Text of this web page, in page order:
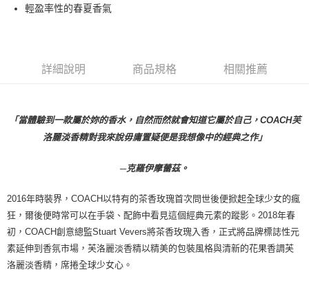
付款後萊爾富取貨
每筆NT$80，滿NT$1,000(含以上)免運費
輕盈率性的春夏香氣
詳細說明 商品規格 相關推薦
「當體驗到一款屬於妳的香水，自然而然就會知道它屬於自己，COACH芙
洛麗淡香精對我來說毋庸置疑便是我想像中的經典之作」
─克羅伊摩蕾茲。
2016年時裝界，COACH以特有的茶香玫瑰首次問世後便掀起全球少女的瘋
狂，爾後便時常可以在手袋、配飾中看見這個經典元素的蹤影。2018年春
初，COACH創意總監Stuart Vevers將茶香玫瑰入香，正式將品牌標誌性元
素延伸到香氛市場，芙洛麗淡香精以精美的包裝風格與清新的花果香調芙
洛麗淡香精，席捲全球少女心。